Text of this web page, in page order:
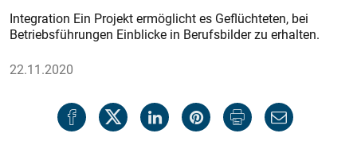
Integration Ein Projekt ermöglicht es Geflüchteten, bei
Betriebsführungen Einblicke in Berufsbilder zu erhalten.
22.11.2020